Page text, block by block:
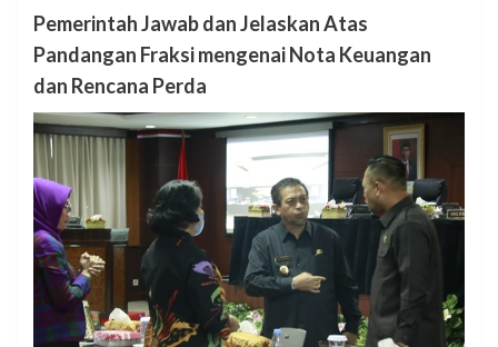
Pemerintah Jawab dan Jelaskan Atas
Pandangan Fraksi mengenai Nota Keuangan
dan Rencana Perda